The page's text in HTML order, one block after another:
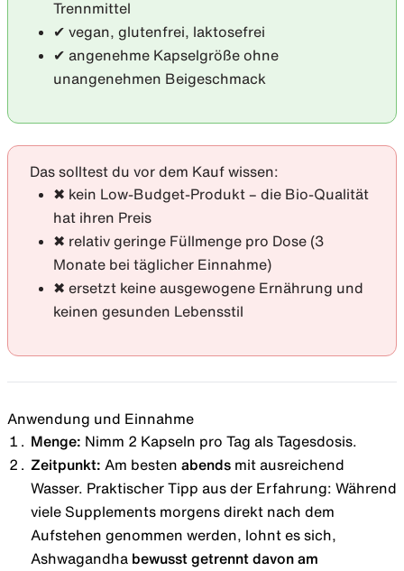
Trennmittel
✔ vegan, glutenfrei, laktosefrei
✔ angenehme Kapselgröße ohne
unangenehmen Beigeschmack
Das solltest du vor dem Kauf wissen:
✖ kein Low-Budget-Produkt – die Bio-Qualität
hat ihren Preis
✖ relativ geringe Füllmenge pro Dose (3
Monate bei täglicher Einnahme)
✖ ersetzt keine ausgewogene Ernährung und
keinen gesunden Lebensstil
Anwendung und Einnahme
Menge: Nimm 2 Kapseln pro Tag als Tagesdosis.
Zeitpunkt: Am besten abendsmit ausreichend
Wasser. Praktischer Tipp aus der Erfahrung: Während
viele Supplements morgens direkt nach dem
Aufstehen genommen werden, lohnt es sich,
Ashwagandha bewusst getrennt davon am